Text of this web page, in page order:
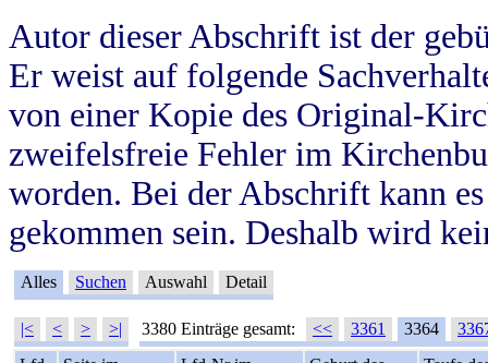
Autor dieser Abschrift ist der
Er weist auf folgende
von einer Kopie des Original-
zweifelsfreie Fehler im
worden. Bei der Abschrift kann
gekommen sein. Deshalb wird
Alles Suchen Auswahl Detail
|< < > >| 3380 Einträge gesamt: << 3361 3364